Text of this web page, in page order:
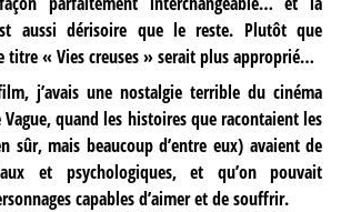
aussi dérisoire que le reste. Plutôt que
titre « Vies creuses » serait plus approprié…
j’avais une nostalgie terrible du cinéma
quand les histoires que racontaient les
sûr, mais beaucoup d’entre eux) avaient de
et psychologiques, et qu’on pouvait
capables d’aimer et de souffrir.